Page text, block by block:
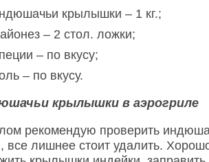
крылышки – 1 кг.;
– 2 стол. ложки;
– по вкусу;
– по вкусу.
рекомендую проверить
все лишнее стоит удалить.